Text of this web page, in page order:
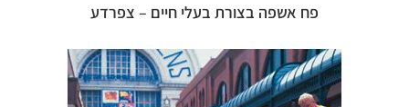
פח אשפה בצורת בעלי חיים – צפרדע